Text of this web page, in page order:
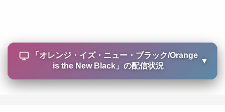
「 オレンジ・イズ・ニュー・ブラック/Orange
is the New Black 」の配信状況
▼